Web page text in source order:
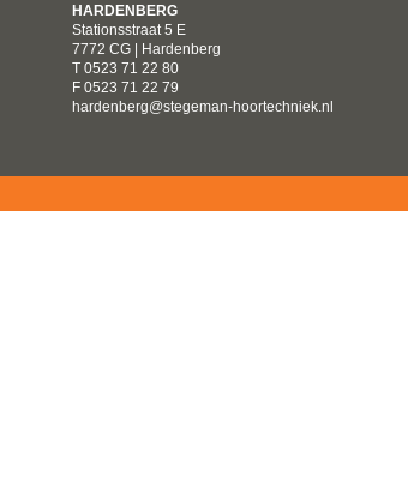
HARDENBERG
Stationsstraat 5 E
7772 CG | Hardenberg
T 0523 71 22 80
F 0523 71 22 79
hardenberg@stegeman-hoortechniek.nl